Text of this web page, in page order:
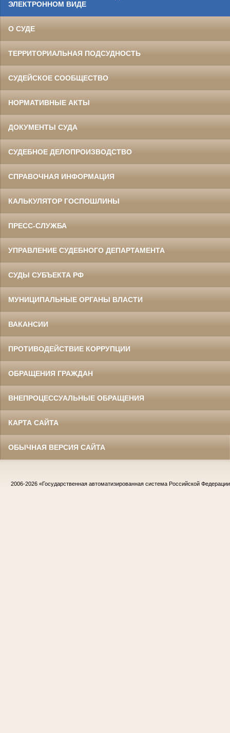
ЭЛЕКТРОННОМ ВИДЕ
О СУДЕ
ТЕРРИТОРИАЛЬНАЯ ПОДСУДНОСТЬ
СУДЕЙСКОЕ СООБЩЕСТВО
НОРМАТИВНЫЕ АКТЫ
ДОКУМЕНТЫ СУДА
СУДЕБНОЕ ДЕЛОПРОИЗВОДСТВО
СПРАВОЧНАЯ ИНФОРМАЦИЯ
КАЛЬКУЛЯТОР ГОСПОШЛИНЫ
ПРЕСС-СЛУЖБА
УПРАВЛЕНИЕ СУДЕБНОГО ДЕПАРТАМЕНТА
СУДЫ СУБЪЕКТА РФ
МУНИЦИПАЛЬНЫЕ ОРГАНЫ ВЛАСТИ
ВАКАНСИИ
ПРОТИВОДЕЙСТВИЕ КОРРУПЦИИ
ОБРАЩЕНИЯ ГРАЖДАН
ВНЕПРОЦЕССУАЛЬНЫЕ ОБРАЩЕНИЯ
КАРТА САЙТА
ОБЫЧНАЯ ВЕРСИЯ САЙТА
2006-2026 «Государственная автоматизированная система Российской